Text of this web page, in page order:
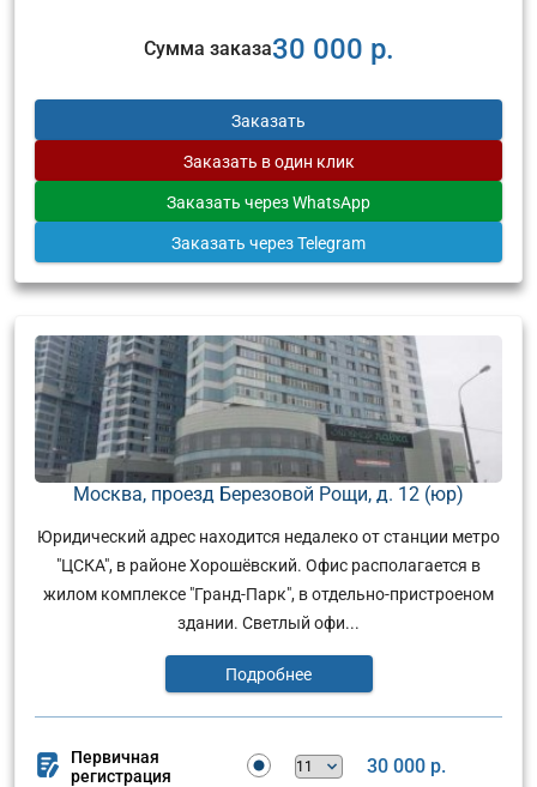
Сумма заказа30 000 р.
Заказать
Заказать в один клик
Заказать через WhatsApp
Заказать через Telegram
Москва, проезд Березовой Рощи, д. 12 (юр)
Юридический адрес находится недалеко от станции метро
"ЦСКА", в районе Хорошёвский. Офис располагается в
жилом комплексе "Гранд-Парк", в отдельно-пристроеном
здании. Светлый офи...
Подробнее
Первичная
регистрация
30 000 р.